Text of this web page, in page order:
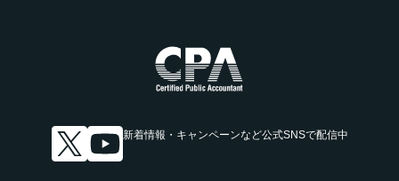
新着情報・キャンペーンなど公式SNSで配信中